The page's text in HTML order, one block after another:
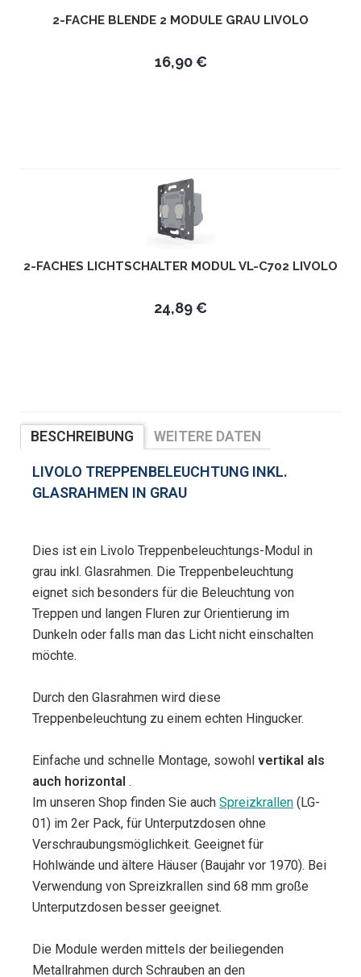
2-FACHE BLENDE 2 MODULE GRAU LIVOLO
16,90 €
2-FACHES LICHTSCHALTER MODUL VL-C702 LIVOLO
24,89 €
BESCHREIBUNG
WEITERE DATEN
LIVOLO TREPPENBELEUCHTUNG INKL.
GLASRAHMEN IN GRAU
Dies ist ein Livolo Treppenbeleuchtungs-Modul in
grau inkl. Glasrahmen. Die Treppenbeleuchtung
eignet sich besonders für die Beleuchtung von
Treppen und langen Fluren zur Orientierung im
Dunkeln oder falls man das Licht nicht einschalten
möchte.
Durch den Glasrahmen wird diese
Treppenbeleuchtung zu einem echten Hingucker.
Einfache und schnelle Montage, sowohl vertikal als
auch horizontal .
Im unseren Shop finden Sie auch Spreizkrallen (LG-
01) im 2er Pack, für Unterputzdosen ohne
Verschraubungsmöglichkeit. Geeignet für
Hohlwände und ältere Häuser (Baujahr vor 1970). Bei
Verwendung von Spreizkrallen sind 68 mm große
Unterputzdosen besser geeignet.
Die Module werden mittels der beiliegenden
Metallrahmen durch Schrauben an den